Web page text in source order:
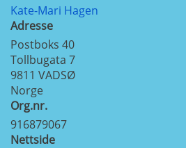
Kate-Mari Hagen
Adresse
Postboks 40
Tollbugata 7
9811 VADSØ
Norge
Org.nr.
916879067
Nettside